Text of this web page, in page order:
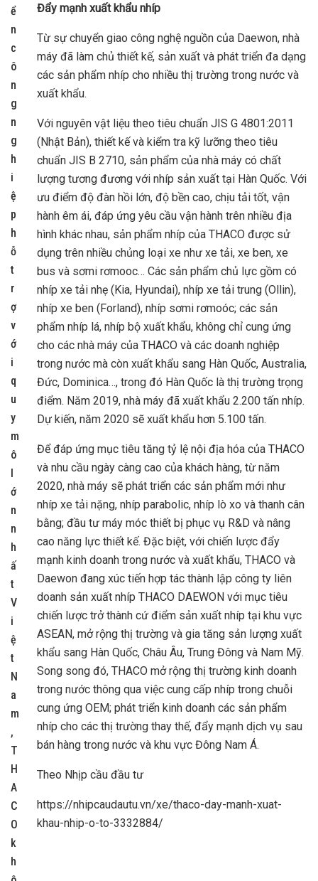
ể
n
c
ô
n
g
n
g
h
i
ệ
p
h
ỗ
t
r
ợ
v
ớ
i
q
u
y
m
ô
l
ớ
n
n
h
ấ
t
V
i
ệ
t
N
a
m
,
T
H
A
C
O
k
h
Đẩy mạnh xuất khẩu nhíp
Từ sự chuyển giao công nghệ nguồn của Daewon, nhà
máy đã làm chủ thiết kế, sản xuất và phát triển đa dạng
các sản phẩm nhíp cho nhiều thị trường trong nước và
xuất khẩu.
Với nguyên vật liệu theo tiêu chuẩn JIS G 4801:2011
(Nhật Bản), thiết kế và kiểm tra kỹ lưỡng theo tiêu
chuẩn JIS B 2710, sản phẩm của nhà máy có chất
lượng tương đương với nhíp sản xuất tại Hàn Quốc. Với
ưu điểm độ đàn hồi lớn, độ bền cao, chịu tải tốt, vận
hành êm ái, đáp ứng yêu cầu vận hành trên nhiều địa
hình khác nhau, sản phẩm nhíp của THACO được sử
dụng trên nhiều chủng loại xe như xe tải, xe ben, xe
bus và sơmi rơmooc… Các sản phẩm chủ lực gồm có
nhíp xe tải nhẹ (Kia, Hyundai), nhíp xe tải trung (Ollin),
nhíp xe ben (Forland), nhíp sơmi rơmoóc; các sản
phẩm nhíp lá, nhíp bộ xuất khẩu, không chỉ cung ứng
cho các nhà máy của THACO và các doanh nghiệp
trong nước mà còn xuất khẩu sang Hàn Quốc, Australia,
Đức, Dominica…, trong đó Hàn Quốc là thị trường trọng
điểm. Năm 2019, nhà máy đã xuất khẩu 2.200 tấn nhíp.
Dự kiến, năm 2020 sẽ xuất khẩu hơn 5.100 tấn.
Để đáp ứng mục tiêu tăng tỷ lệ nội địa hóa của THACO
và nhu cầu ngày càng cao của khách hàng, từ năm
2020, nhà máy sẽ phát triển các sản phẩm mới như
nhíp xe tải nặng, nhíp parabolic, nhíp lò xo và thanh cân
bằng; đầu tư máy móc thiết bị phục vụ R&D và nâng
cao năng lực thiết kế. Đặc biệt, với chiến lược đẩy
mạnh kinh doanh trong nước và xuất khẩu, THACO và
Daewon đang xúc tiến hợp tác thành lập công ty liên
doanh sản xuất nhíp THACO DAEWON với mục tiêu
chiến lược trở thành cứ điểm sản xuất nhíp tại khu vực
ASEAN, mở rộng thị trường và gia tăng sản lượng xuất
khẩu sang Hàn Quốc, Châu Âu, Trung Đông và Nam Mỹ.
Song song đó, THACO mở rộng thị trường kinh doanh
trong nước thông qua việc cung cấp nhíp trong chuỗi
cung ứng OEM; phát triển kinh doanh các sản phẩm
nhíp cho các thị trường thay thế, đẩy mạnh dịch vụ sau
bán hàng trong nước và khu vực Đông Nam Á.
Theo Nhịp cầu đầu tư
https://nhipcaudautu.vn/xe/thaco-day-manh-xuat-
khau-nhip-o-to-3332884/